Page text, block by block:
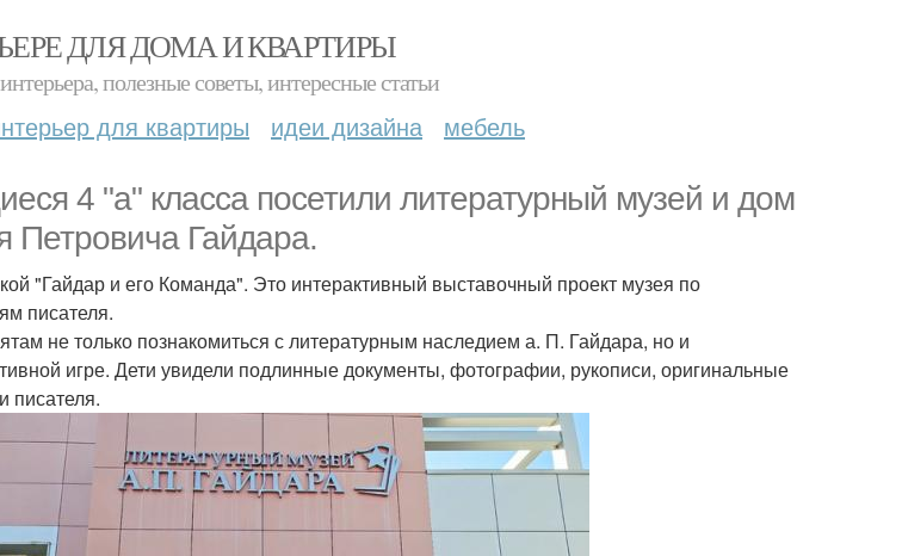
ДЛЯ ДОМА И КВАРТИРЫ
полезные советы, интересные статьи
для квартиры идеи дизайна мебель
4 "а" класса посетили литературный музей и дом
Петровича Гайдара.
"Гайдар и его Команда". Это интерактивный выставочный проект музея по
писателя.
не только познакомиться с литературным наследием а. П. Гайдара, но и
игре. Дети увидели подлинные документы, фотографии, рукописи, оригинальные
писателя.